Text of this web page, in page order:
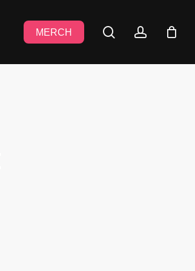
MERCH search